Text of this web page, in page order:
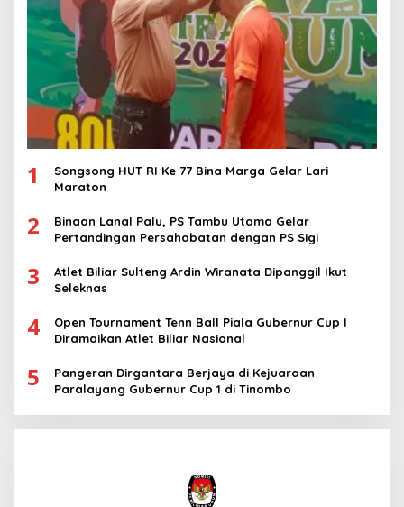
1
Songsong HUT RI Ke 77 Bina Marga Gelar Lari
Maraton
2
Binaan Lanal Palu, PS Tambu Utama Gelar
Pertandingan Persahabatan dengan PS Sigi
3
Atlet Biliar Sulteng Ardin Wiranata Dipanggil Ikut
Seleknas
4
Open Tournament Tenn Ball Piala Gubernur Cup I
Diramaikan Atlet Biliar Nasional
5
Pangeran Dirgantara Berjaya di Kejuaraan
Paralayang Gubernur Cup 1 di Tinombo